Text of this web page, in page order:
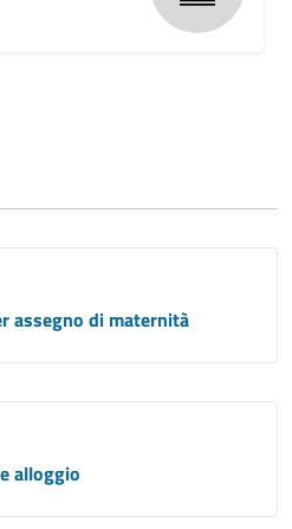
assegno di maternità
alloggio